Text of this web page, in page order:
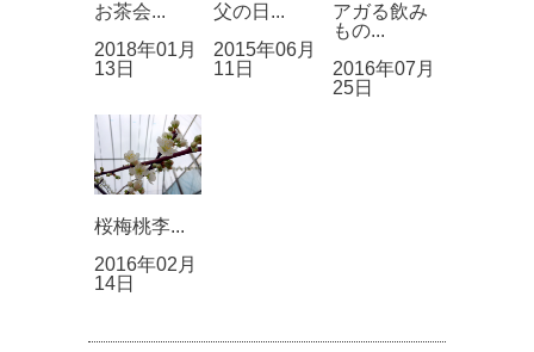
お茶会...
2018年01月
13日
父の日...
2015年06月
11日
アガる飲み
もの...
2016年07月
25日
桜梅桃李...
2016年02月
14日